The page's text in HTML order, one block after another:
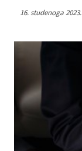
16. studenoga 2023.